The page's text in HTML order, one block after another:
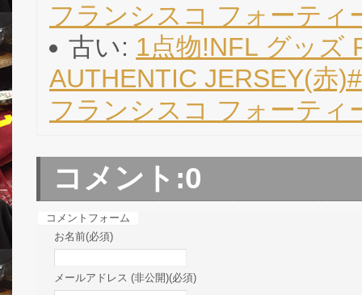
フランシスコ フォーティ
古い: 1点物!NFL グッズ
AUTHENTIC JERSEY(赤
フランシスコ フォーティ
コメント:0
コメントフォーム
お名前(必須)
メールアドレス (非公開)(必須)